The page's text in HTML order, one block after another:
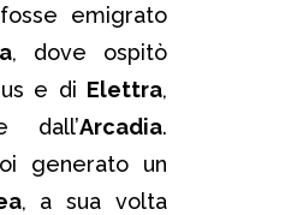
emigrato
, dove ospitò
e di Elettra,
dall’Arcadia.
generato un
, a sua volta